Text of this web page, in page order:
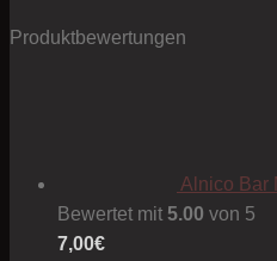
Produktbewertungen
Alnico Bar
Bewertet mit 5.00 von 5
7,00€